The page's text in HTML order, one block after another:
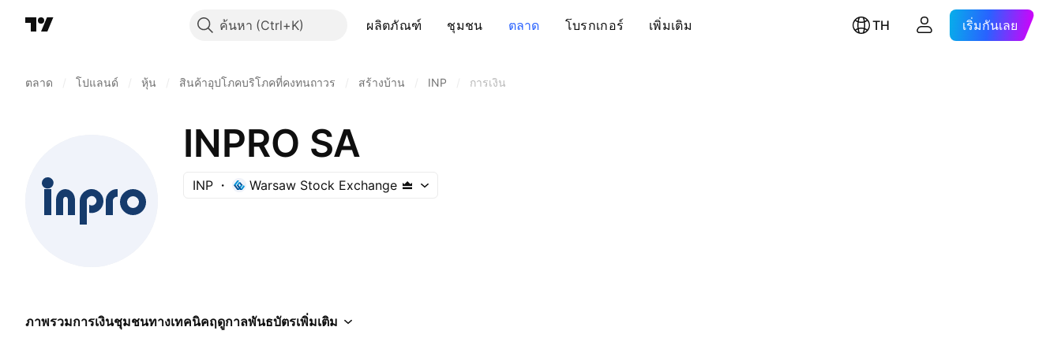
ค้นหา ผลิตภัณฑ์ ชุมชน ตลาด โบรกเกอร์ เพิ่มเติม TH เริ่มกันเลย
ตลาด โปแลนด์ หุ้น สินค้าอุปโภคบริโภคที่คงทนถาวร สร้างบ้าน INP การเงิน
INPRO SA
INP Warsaw Stock Exchange
ภาพรวมการเงินชุมชนทางเทคนิคฤดูกาลพันธบัตรเพิ่มเติม